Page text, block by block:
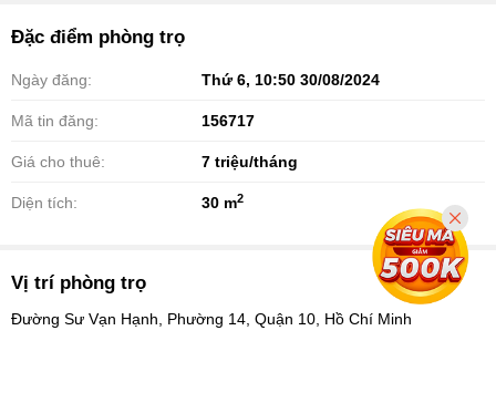
Đặc điểm phòng trọ
Ngày đăng: Thứ 6, 10:50 30/08/2024
Mã tin đăng: 156717
Giá cho thuê: 7 triệu/tháng
Diện tích: 30 m2
Vị trí phòng trọ
Đường Sư Vạn Hạnh, Phường 14, Quận 10, Hồ Chí Minh